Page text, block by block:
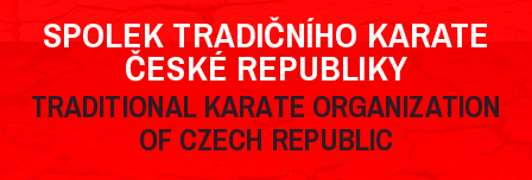
SPOLEK TRADIČNÍHO KARATE
ČESKÉ REPUBLIKY
TRADITIONAL KARATE ORGANIZATION
OF CZECH REPUBLIC